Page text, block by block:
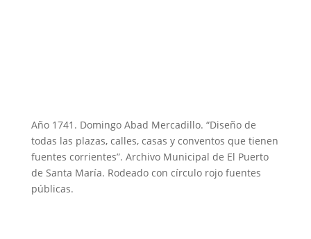
Año 1741. Domingo Abad Mercadillo. “Diseño de
todas las plazas, calles, casas y conventos que tienen
fuentes corrientes”. Archivo Municipal de El Puerto
de Santa María. Rodeado con círculo rojo fuentes
públicas.